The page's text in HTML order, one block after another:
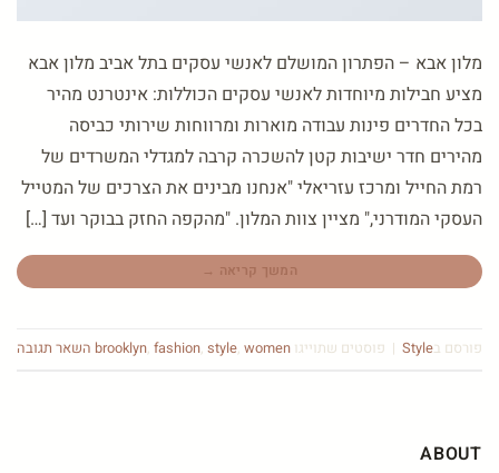
מלון אבא – הפתרון המושלם לאנשי עסקים בתל אביב מלון אבא
מציע חבילות מיוחדות לאנשי עסקים הכוללות: אינטרנט מהיר
בכל החדרים פינות עבודה מוארות ומרווחות שירותי כביסה
מהירים חדר ישיבות קטן להשכרה קרבה למגדלי המשרדים של
רמת החייל ומרכז עזריאלי "אנחנו מבינים את הצרכים של המטייל
העסקי המודרני," מציין צוות המלון. "מהקפה החזק בבוקר ועד […]
המשך קריאה →
פורסם בStyle
| פוסטים שתוייגו brooklyn, fashion, style, women השאר תגובה
ABOUT